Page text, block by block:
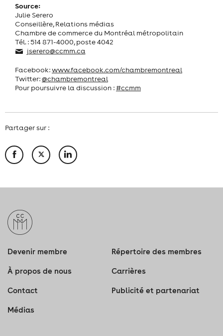
Source:
Julie Serero
Conseillère, Relations médias
Chambre de commerce du Montréal métropolitain
Tél. : 514 871-4000, poste 4042
jserero@ccmm.ca
Facebook:www.facebook.com/chambremontreal
Twitter:@chambremontreal
Pour poursuivre la discussion :#ccmm
Partager sur :
Devenir membre Répertoire des membres
À propos de nous Carrières
Contact Publicité et partenariat
Médias